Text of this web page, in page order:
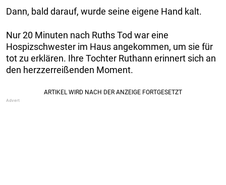
Dann, bald darauf, wurde seine eigene Hand kalt.
Nur 20 Minuten nach Ruths Tod war eine
Hospizschwester im Haus angekommen, um sie für
tot zu erklären. Ihre Tochter Ruthann erinnert sich an
den herzzerreißenden Moment.